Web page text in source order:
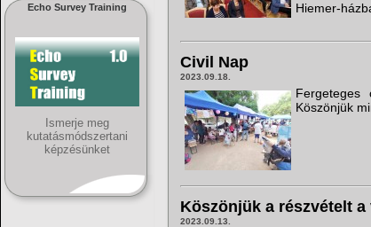
Echo Survey Training
Ismerje meg
kutatásmódszertani
képzésünket
Hiemer-
Civil Nap
2023.09.18.
Fergeteges
Köszönjük
Köszönjük a részvételt a
2023.09.13.